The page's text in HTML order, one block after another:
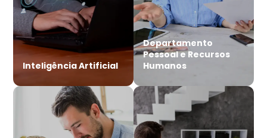
Inteligência Artificial
Departamento
Pessoal e Recursos
Humanos